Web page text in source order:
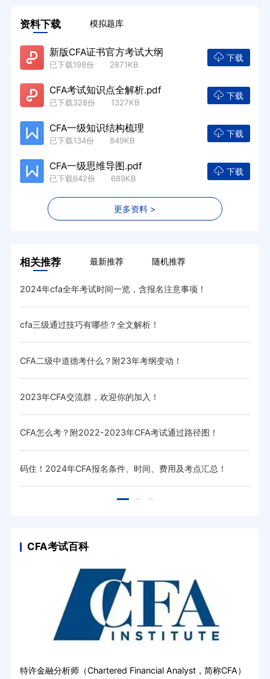
资料下载 模拟题库
新版CFA证书官方考试大纲
已下载198份 2871KB
下载
CFA考试知识点全解析.pdf
已下载328份 1327KB
下载
CFA一级知识结构梳理
已下载134份 849KB
下载
CFA一级思维导图.pdf
已下载642份 689KB
下载
更多资料 >
相关推荐 最新推荐 随机推荐
2024年cfa全年考试时间一览，含报名注意事项！
cfa三级通过技巧有哪些？全文解析！
CFA二级中道德考什么？附23年考纲变动！
2023年CFA交流群，欢迎你的加入！
CFA怎么考？附2022-2023年CFA考试通过路径图！
码住！2024年CFA报名条件、时间、费用及考点汇总！
CFA考试百科
特许金融分析师（Chartered Financial Analyst，简称CFA）